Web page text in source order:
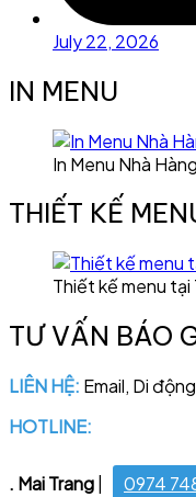
July 22, 2026
IN MENU
In Menu Nhà
THIẾT KẾ
Thiết kế menu tại
TƯ VẤN BÁO
LIÊN HỆ: Email, Di
HOTLINE:
. Mai Trang
0974